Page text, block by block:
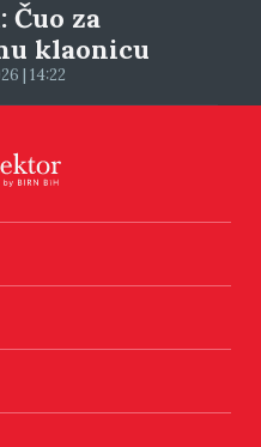
Čuo za
klaonicu
| 14:22